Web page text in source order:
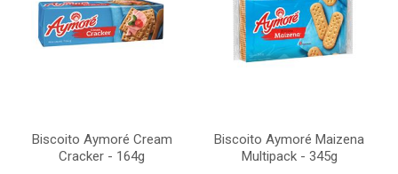
Biscoito Aymoré Cream
Cracker - 164g
Biscoito Aymoré Maizena
Multipack - 345g